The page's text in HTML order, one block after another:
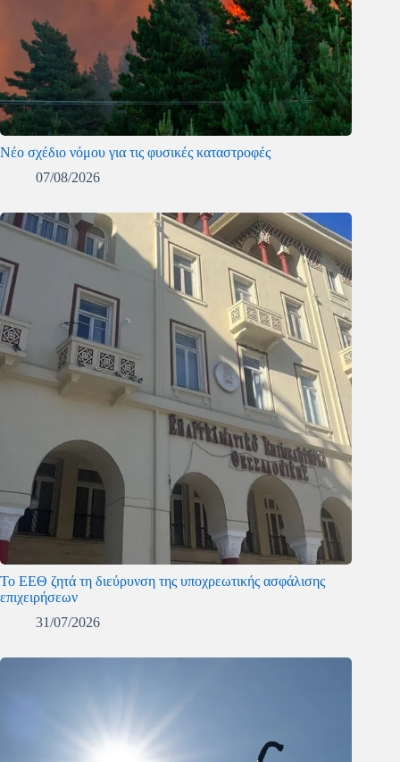
Νέο σχέδιο νόμου για τις φυσικές καταστροφές
07/08/2026
Το ΕΕΘ ζητά τη διεύρυνση της υποχρεωτικής ασφάλισης
επιχειρήσεων
31/07/2026